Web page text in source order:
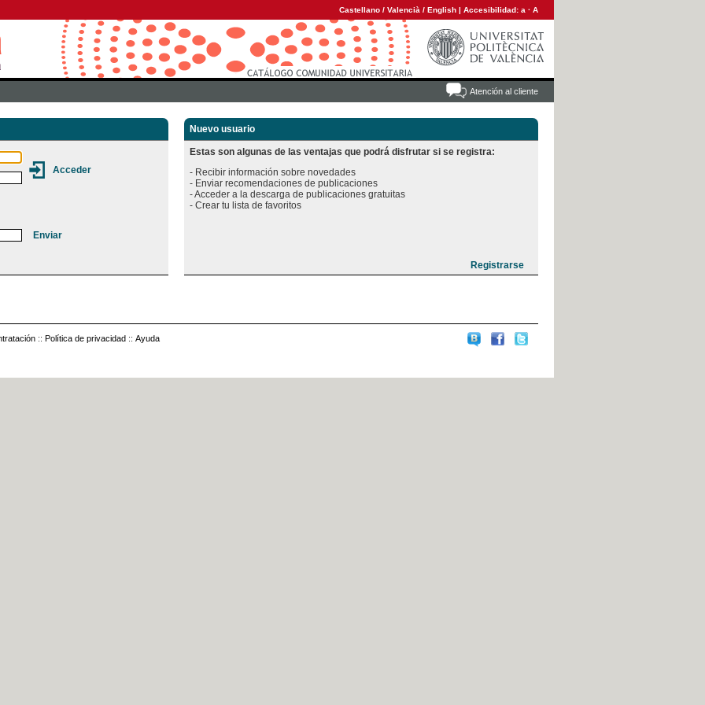
Castellano / Valencià / English | Accesibilidad: a · A
Atención al cliente
Nuevo usuario
Estas son algunas de las ventajas que podrá disfrutar si se registra:
- Recibir información sobre novedades
- Enviar recomendaciones de publicaciones
- Acceder a la descarga de publicaciones gratuitas
:: Política de privacidad :: Ayuda